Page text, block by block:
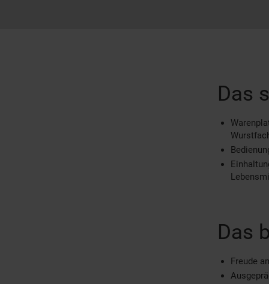
Das
Das
Freude